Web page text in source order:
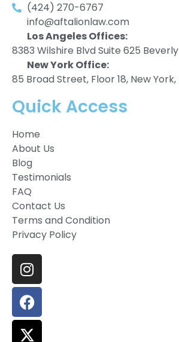
(424) 270-6767
info@aftalionlaw.com
Los Angeles Offices:
8383 Wilshire Blvd Suite 625 Beverly
New York Office:
85 Broad Street, Floor 18, New York,
Quick Access
Home
About Us
Blog
Testimonials
FAQ
Contact Us
Terms and Condition
Privacy Policy